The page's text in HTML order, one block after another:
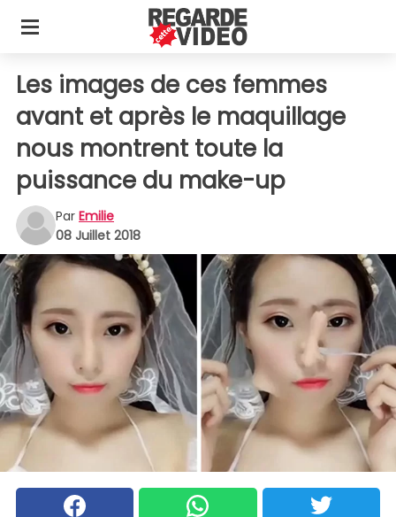
Les images de ces femmes
avant et après le maquillage
nous montrent toute la
puissance du make-up
Par Emilie
08 Juillet 2018